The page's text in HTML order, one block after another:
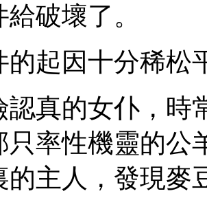
破壞了。
因十分稀松
的女仆，時
只率性機靈的公
的主人，發現麥